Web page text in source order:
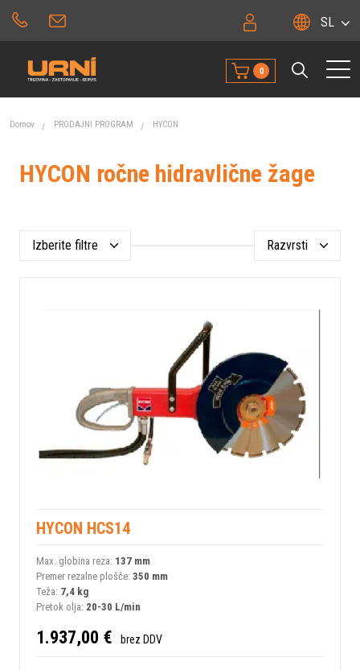
SL
0
Domov PRODAJNI PROGRAM HYCON
HYCON ročne hidravlične žage
Izberite filtre Razvrsti
HYCON HCS14
Max. globina reza: 137 mm
Premer rezalne plošče: 350 mm
Teža: 7,4 kg
Pretok olja: 20-30 L/min
1.937,00 € brez DDV